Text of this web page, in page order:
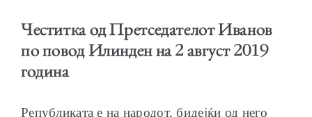
Честитка од Претседателот Иванов
по повод Илинден на 2 август 2019
година
Републиката е на народот, бидејќи од него